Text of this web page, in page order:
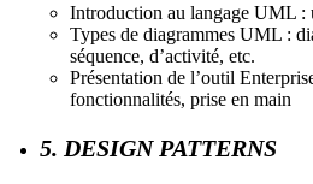
Introduction au langage UML :
Types de diagrammes UML :
séquence, d’activité, etc.
Présentation de l’outil
fonctionnalités, prise en main
5. DESIGN PATTERNS